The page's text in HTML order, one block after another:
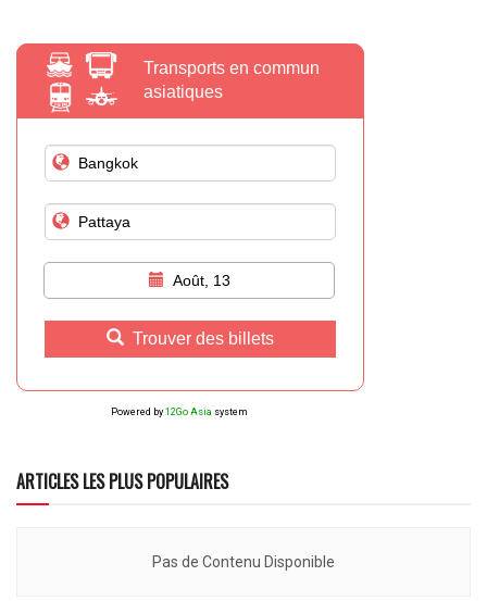
Transports en commun
asiatiques
Août, 13
Trouver des billets
Powered by 12Go Asia system
ARTICLES LES PLUS POPULAIRES
Pas de Contenu Disponible